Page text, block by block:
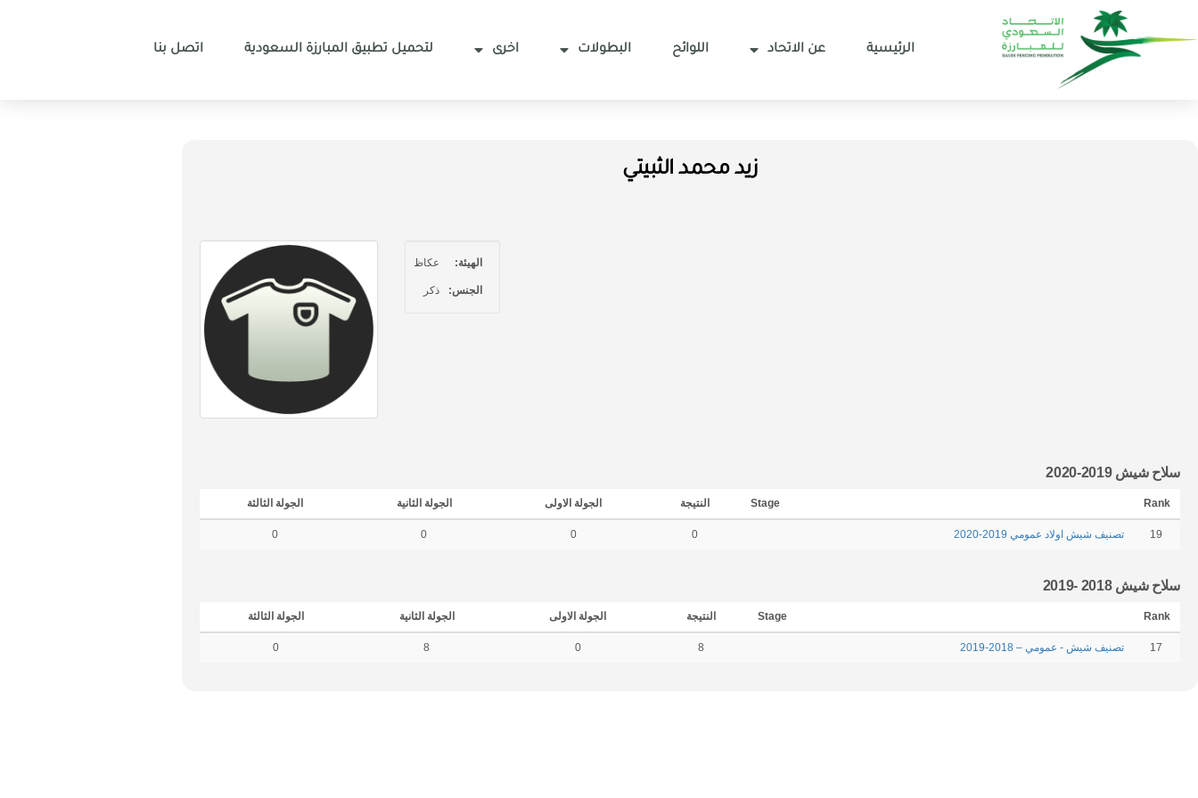
الرئيسية عن الاتحاد اللوائح البطولات اخرى لتحميل تطبيق المبارزة السعودية اتصل بنا
زيد محمد الثبيتي
الهيئة: عكاظ
الجنس: ذكر
سلاح شيش 2019-2020
Rank
Stage النتيجة الجولة الاولى الجولة الثانية الجولة الثالثة
19 تصنيف شيش اولاد عمومي 2019-2020 0
0
0
0
سلاح شيش 2018 -2019
Rank
Stage النتيجة الجولة الاولى الجولة الثانية الجولة الثالثة
17 تصنيف شيش - عمومي – 2018-2019 8
0
8
0